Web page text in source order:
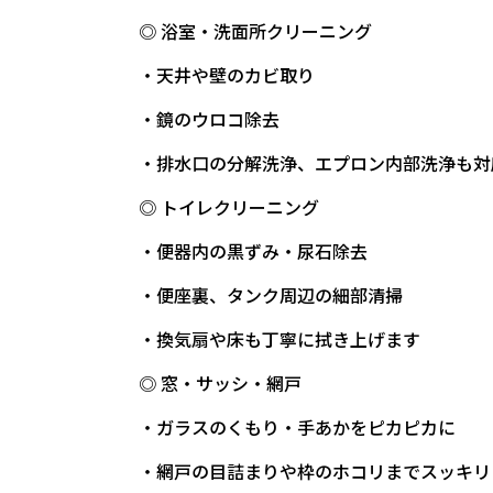
◎ 浴室・洗面所クリーニング
・天井や壁のカビ取り
・鏡のウロコ除去
・排水口の分解洗浄、エプロン内部洗浄も
◎ トイレクリーニング
・便器内の黒ずみ・尿石除去
・便座裏、タンク周辺の細部清掃
・換気扇や床も丁寧に拭き上げます
◎ 窓・サッシ・網戸
・ガラスのくもり・手あかをピカピカに
・網戸の目詰まりや枠のホコリまでスッキリ